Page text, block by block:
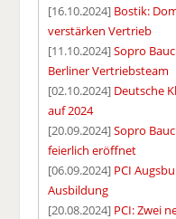
[16.10.2024] Bostik:
verstärken Vertrieb
[11.10.2024]Sopro
Berliner Vertriebsteam
[02.10.2024] Deutsche
auf 2024
[20.09.2024]Sopro
feierlich eröffnet
[06.09.2024] PCI
Ausbildung
[20.08.2024] PCI: Zwei